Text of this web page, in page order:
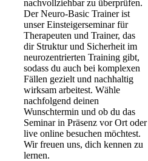
nachvollziehbar zu überprüfen.
Der Neuro-Basic Trainer ist
unser Einsteigerseminar für
Therapeuten und Trainer, das
dir Struktur und Sicherheit im
neurozentrierten Training gibt,
sodass du auch bei komplexen
Fällen gezielt und nachhaltig
wirksam arbeitest. Wähle
nachfolgend deinen
Wunschtermin und ob du das
Seminar in Präsenz vor Ort oder
live online besuchen möchtest.
Wir freuen uns, dich kennen zu
lernen.